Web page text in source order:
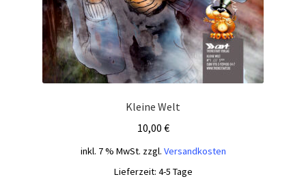
Kleine Welt
10,00 €
inkl. 7 % MwSt. zzgl. Versandkosten
Lieferzeit: 4-5 Tage